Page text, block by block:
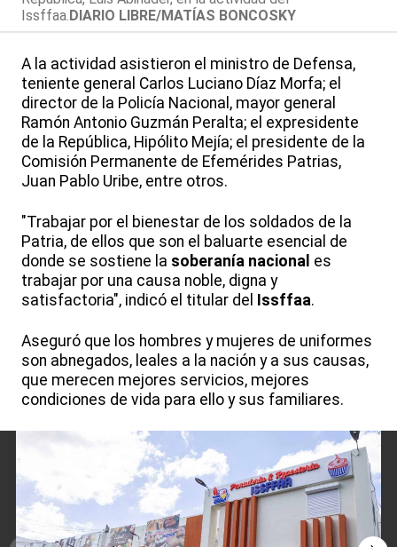
Issffaa. DIARIO LIBRE/MATÍAS BONCOSKY
A la actividad asistieron el ministro de Defensa,
teniente general Carlos Luciano Díaz Morfa; el
director de la Policía Nacional, mayor general
Ramón Antonio Guzmán Peralta; el expresidente
de la República, Hipólito Mejía; el presidente de la
Comisión Permanente de Efemérides Patrias,
Juan Pablo Uribe, entre otros.
"Trabajar por el bienestar de los soldados de la
Patria, de ellos que son el baluarte esencial de
donde se sostiene la soberanía nacional es
trabajar por una causa noble, digna y
satisfactoria", indicó el titular del
Issffaa.
Aseguró que los hombres y mujeres de uniformes
son abnegados, leales a la nación y a sus causas,
que merecen mejores servicios, mejores
condiciones de vida para ello y sus familiares.